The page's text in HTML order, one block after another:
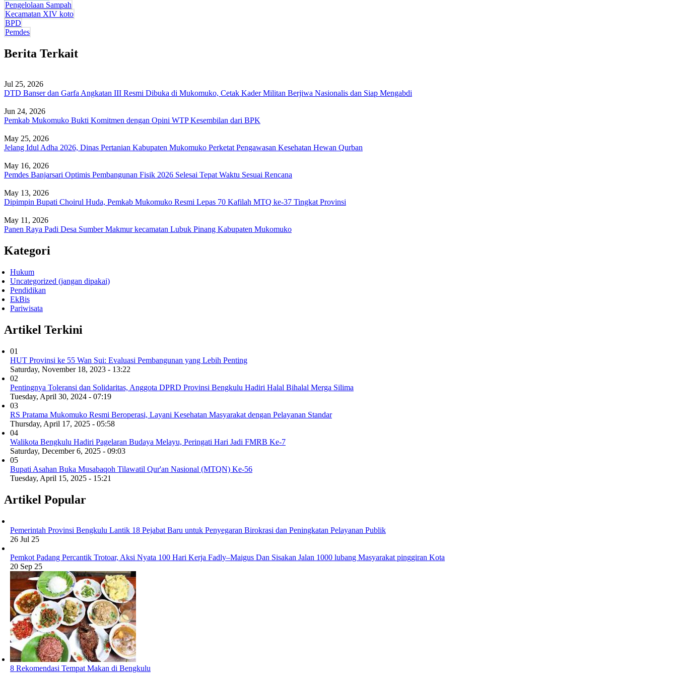
Pengelolaan Sampah
Kecamatan XIV koto
BPD
Pemdes
Berita Terkait
Jul 25, 2026
DTD Banser dan Garfa Angkatan III Resmi Dibuka di Mukomuko, Cetak Kader Militan Berjiwa Nasionalis dan Siap Mengabdi
Jun 24, 2026
Pemkab Mukomuko Bukti Komitmen dengan Opini WTP Kesembilan dari BPK
May 25, 2026
Jelang Idul Adha 2026, Dinas Pertanian Kabupaten Mukomuko Perketat Pengawasan Kesehatan Hewan Qurban
May 16, 2026
Pemdes Banjarsari Optimis Pembangunan Fisik 2026 Selesai Tepat Waktu Sesuai Rencana
May 13, 2026
Dipimpin Bupati Choirul Huda, Pemkab Mukomuko Resmi Lepas 70 Kafilah MTQ ke-37 Tingkat Provinsi
May 11, 2026
Panen Raya Padi Desa Sumber Makmur kecamatan Lubuk Pinang Kabupaten Mukomuko
Kategori
Hukum
Uncategorized (jangan dipakai)
Pendidikan
EkBis
Pariwisata
Artikel Terkini
01
HUT Provinsi ke 55 Wan Sui: Evaluasi Pembangunan yang Lebih Penting
Saturday, November 18, 2023 - 13:22
02
Pentingnya Toleransi dan Solidaritas, Anggota DPRD Provinsi Bengkulu Hadiri Halal Bihalal Merga Silima
Tuesday, April 30, 2024 - 07:19
03
RS Pratama Mukomuko Resmi Beroperasi, Layani Kesehatan Masyarakat dengan Pelayanan Standar
Thursday, April 17, 2025 - 05:58
04
Walikota Bengkulu Hadiri Pagelaran Budaya Melayu, Peringati Hari Jadi FMRB Ke-7
Saturday, December 6, 2025 - 09:03
05
Bupati Asahan Buka Musabaqoh Tilawatil Qur'an Nasional (MTQN) Ke-56
Tuesday, April 15, 2025 - 15:21
Artikel Popular
Pemerintah Provinsi Bengkulu Lantik 18 Pejabat Baru untuk Penyegaran Birokrasi dan Peningkatan Pelayanan Publik
26 Jul 25
Pemkot Padang Percantik Trotoar, Aksi Nyata 100 Hari Kerja Fadly–Maigus Dan Sisakan Jalan 1000 lubang Masyarakat pinggiran Kota
20 Sep 25
8 Rekomendasi Tempat Makan di Bengkulu